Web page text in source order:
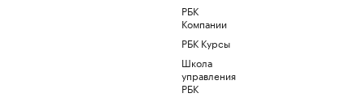
РБК
Компании
РБК Курсы
Школа
управления
РБК